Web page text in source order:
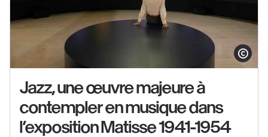
Afficher le
Jazz, une œuvre majeure à
contempler en musique dans
l’exposition Matisse 1941-1954